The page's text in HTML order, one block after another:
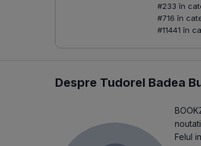
#233 în
#716 în
#11441 în
Despre Tudorel Badea
Felul